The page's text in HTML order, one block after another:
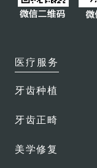
医疗服务
牙齿种植
牙齿正畸
美学修复